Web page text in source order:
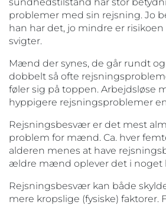
problemer med sin rejsning. Jo
han har det, jo mindre er
svigter.
Mænd der synes, de går rundt
dobbelt så ofte
føler sig på toppen. Arbejdsløse
hyppigere rejsningsproblemer
Rejsningsbesvær er det mest
problem for mænd. Ca. hver
alderen menes at have
ældre mænd oplever det i noget
Rejsningsbesvær kan både
mere kropslige (fysiske) faktorer.